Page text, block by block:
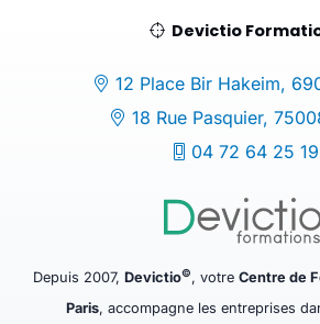
Devictio
12 Place Bir Hakeim,
18 Rue Pasquier,
04 72 64 25 19
Depuis 2007, Devictio©, votre Centre de
Paris, accompagne les entreprises